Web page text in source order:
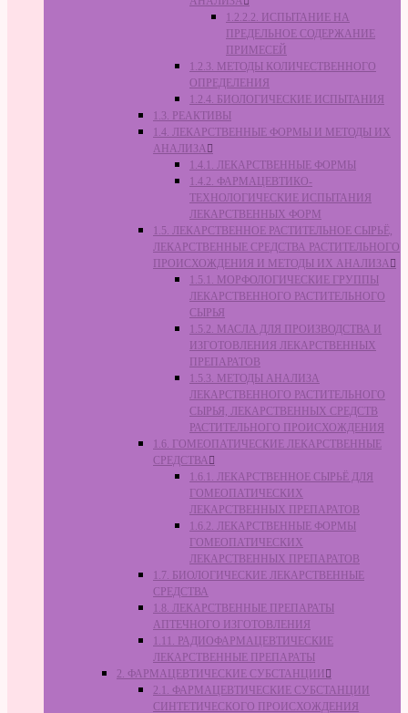
1.2.2.2. ИСПЫТАНИЕ НА
ПРЕДЕЛЬНОЕ СОДЕРЖАНИЕ
ПРИМЕСЕЙ
1.2.3. МЕТОДЫ КОЛИЧЕСТВЕННОГО
ОПРЕДЕЛЕНИЯ
1.2.4. БИОЛОГИЧЕСКИЕ ИСПЫТАНИЯ
1.3. РЕАКТИВЫ
1.4. ЛЕКАРСТВЕННЫЕ ФОРМЫ И МЕТОДЫ ИХ
АНАЛИЗА
1.4.1. ЛЕКАРСТВЕННЫЕ ФОРМЫ
1.4.2. ФАРМАЦЕВТИКО-
ТЕХНОЛОГИЧЕСКИЕ ИСПЫТАНИЯ
ЛЕКАРСТВЕННЫХ ФОРМ
1.5. ЛЕКАРСТВЕННОЕ РАСТИТЕЛЬНОЕ СЫРЬЁ,
ЛЕКАРСТВЕННЫЕ СРЕДСТВА РАСТИТЕЛЬНОГО
ПРОИСХОЖДЕНИЯ И МЕТОДЫ ИХ АНАЛИЗА
1.5.1. МОРФОЛОГИЧЕСКИЕ ГРУППЫ
ЛЕКАРСТВЕННОГО РАСТИТЕЛЬНОГО
СЫРЬЯ
1.5.2. МАСЛА ДЛЯ ПРОИЗВОДСТВА И
ИЗГОТОВЛЕНИЯ ЛЕКАРСТВЕННЫХ
ПРЕПАРАТОВ
1.5.3. МЕТОДЫ АНАЛИЗА
ЛЕКАРСТВЕННОГО РАСТИТЕЛЬНОГО
СЫРЬЯ, ЛЕКАРСТВЕННЫХ СРЕДСТВ
РАСТИТЕЛЬНОГО ПРОИСХОЖДЕНИЯ
1.6. ГОМЕОПАТИЧЕСКИЕ ЛЕКАРСТВЕННЫЕ
СРЕДСТВА
1.6.1. ЛЕКАРСТВЕННОЕ СЫРЬЁ ДЛЯ
ГОМЕОПАТИЧЕСКИХ
ЛЕКАРСТВЕННЫХ ПРЕПАРАТОВ
1.6.2. ЛЕКАРСТВЕННЫЕ ФОРМЫ
ГОМЕОПАТИЧЕСКИХ
ЛЕКАРСТВЕННЫХ ПРЕПАРАТОВ
1.7. БИОЛОГИЧЕСКИЕ ЛЕКАРСТВЕННЫЕ
СРЕДСТВА
1.8. ЛЕКАРСТВЕННЫЕ ПРЕПАРАТЫ
АПТЕЧНОГО ИЗГОТОВЛЕНИЯ
1.11. РАДИОФАРМАЦЕВТИЧЕСКИЕ
ЛЕКАРСТВЕННЫЕ ПРЕПАРАТЫ
2. ФАРМАЦЕВТИЧЕСКИЕ СУБСТАНЦИИ
2.1. ФАРМАЦЕВТИЧЕСКИЕ СУБСТАНЦИИ
СИНТЕТИЧЕСКОГО ПРОИСХОЖДЕНИЯ